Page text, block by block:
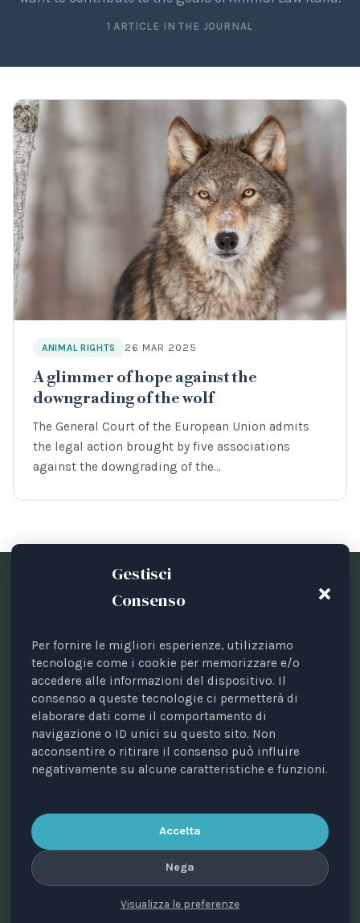
Gestisci
Consenso
Per fornire le migliori esperienze, utilizziamo
tecnologie come i cookie per memorizzare e/o
accedere alle informazioni del dispositivo. Il
consenso a queste tecnologie ci permetterà di
elaborare dati come il comportamento di
navigazione o ID unici su questo sito. Non
acconsentire o ritirare il consenso può influire
negativamente su alcune caratteristiche e funzioni.
Accetta
Nega
Visualizza le preferenze
1 ARTICLE IN THE JOURNAL
ANIMAL RIGHTS 26 MAR 2025
A glimmer of hope against the
downgrading of the wolf
The General Court of the European Union admits
the legal action brought by five associations
against the downgrading of the…
Periodical registered with the Court of Bari, no. 8/2023
of 18/09/2023.
Managing editor: Avv. Elisa Scarpino.
Scientific director: Prof. Valerio Pocar.
Editorial board: Annalisa Di Mauro, Maria Cristina
93470670725 • Via Rocco Dicillo, 1 – 70131 Bari, Italy.